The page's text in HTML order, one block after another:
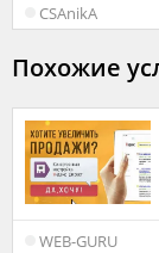
CSAnikA
Похожие
WEB-GURU